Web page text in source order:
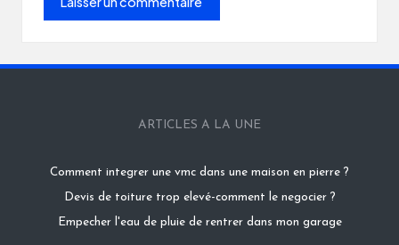
ARTICLES A LA UNE
Comment integrer une vmc dans une maison en pierre ?
Devis de toiture trop elevé-comment le negocier ?
Empecher l'eau de pluie de rentrer dans mon garage